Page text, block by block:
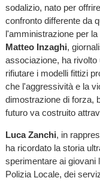
sodalizio, nato per
confronto differente da
l'amministrazione per
Matteo Inzaghi,
associazione, ha rivolto
rifiutare i modelli fittizi
che l'aggressività e la
dimostrazione di forza,
futuro va costruito
Luca Zanchi, in
ha ricordato la storia
sperimentare ai giovani
Polizia Locale, dei